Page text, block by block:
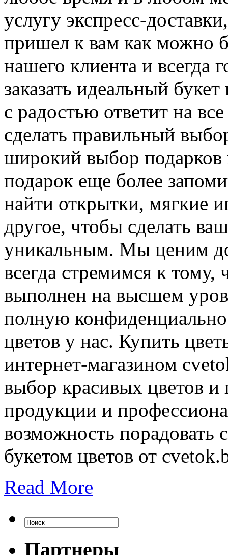
услугу экспресс-
пришел к вам как можно
нашего клиента и всегда
заказать идеальный
с радостью ответит на
сделать правильный
широкий выбор подарков
подарок еще более
найти открытки, мягкие
другое, чтобы сделать
уникальным. Мы ценим
всегда стремимся к
выполнен на высшем
полную
цветов у нас. Купить
интернет-магазином
выбор красивых цветов и
продукции и
возможность порадовать
букетом цветов от
Read More
Партнеры